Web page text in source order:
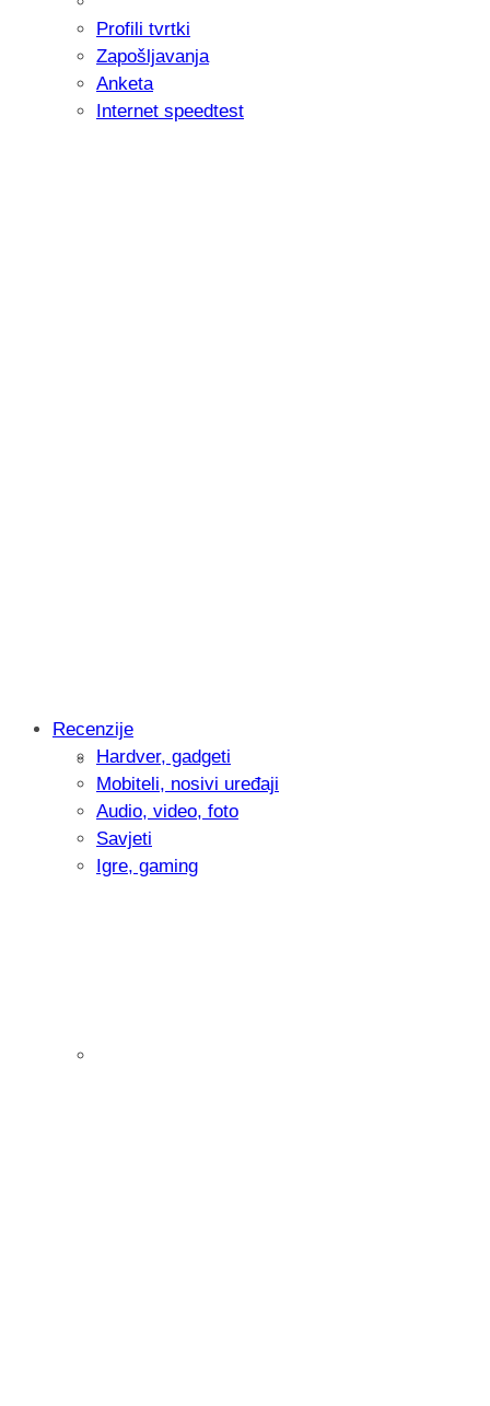
Profili tvrtki
Zapošljavanja
Anketa
Internet speedtest
Intervju: Goran Jović, fotograf -
Recenzije
Hardver, gadgeti
Mobiteli, nosivi uređaji
Audio, video, foto
Savjeti
Igre, gaming